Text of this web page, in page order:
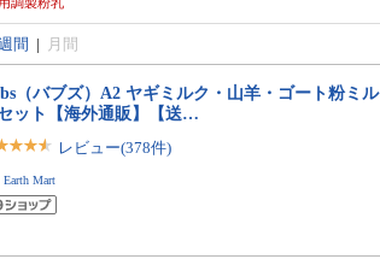
間 | 月間
（バブズ）A2 ヤギミルク・山羊・ゴート粉ミ
ット【海外通販】【送…
レビュー(378件)
Earth Mart